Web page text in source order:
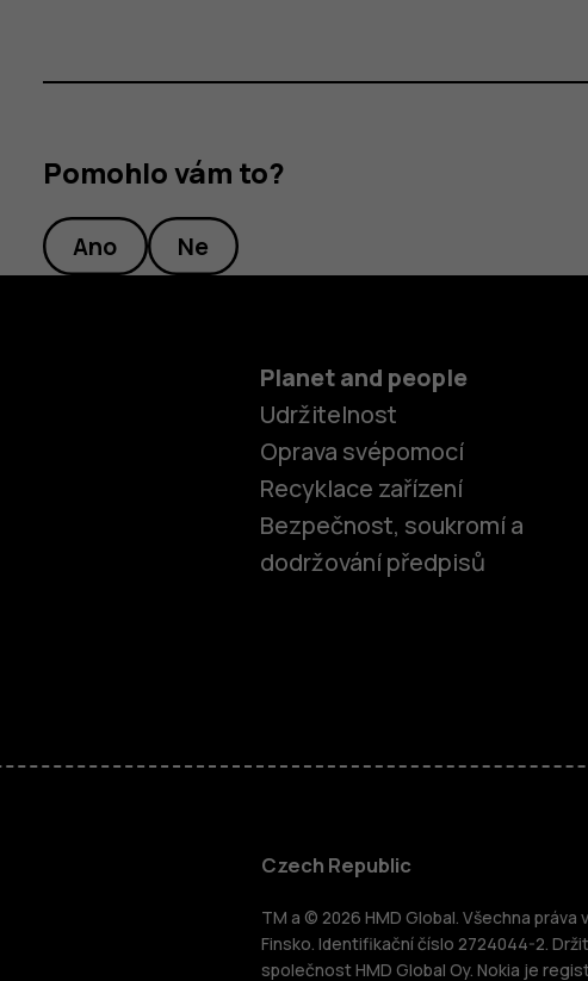
Chytré
Pomohlo vám to?
Ano Ne
Planet and people
Udržitelnost
Oprava svépomocí
Recyklace zařízení
Bezpečnost, soukromí a
dodržování předpisů
Czech Republic
TM a © 2026 HMD Global. Všechna práva
Finsko. Identifikační číslo 2724044-2.
společnost HMD Global Oy. Nokia je